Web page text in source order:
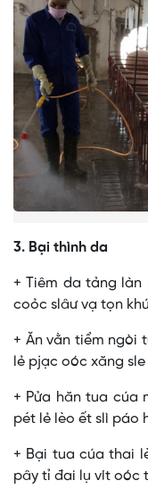
3. Bại thình da
+ Tiêm da tảng làn
coỏc slâư vạ tọn
+ Ăn vằn tiểm ngòi
lẻ pjạc oóc xăng
+ Pửa hăn tua cúa
pét lẻ lèo ết slì páo
+ Bại tua cúa thai
pây tỉ đai lụ vít oóc